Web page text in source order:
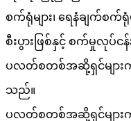
စက်ရုံများ၊ ရေနံချက်စက်
စီးပွားဖြစ်နှင့် စက်မှုလုပ်င
ပလတ်စတစ်အဆို့ရှင်များ
သည်။
ပလတ်စတစ်အဆို့ရှင်များကို